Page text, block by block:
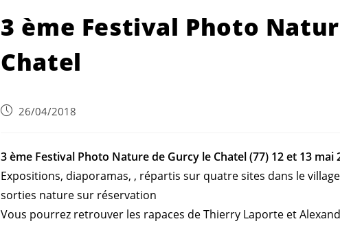
3 ème Festival Photo
Chatel
26/04/2018
3 ème Festival Photo Nature de Gurcy le Chatel (77) 12 et 13 mai
Expositions, diaporamas, , répartis sur quatre sites dans le
sorties nature sur réservation
Vous pourrez retrouver les rapaces de Thierry Laporte et